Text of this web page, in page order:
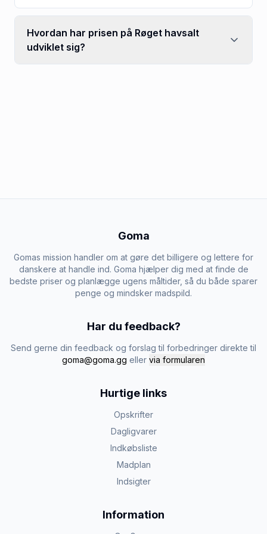
Hvordan har prisen på Røget havsalt
udviklet sig?
Goma
Gomas mission handler om at gøre det billigere og lettere for
danskere at handle ind. Goma hjælper dig med at finde de
bedste priser og planlægge ugens måltider, så du både sparer
penge og mindsker madspild.
Har du feedback?
Send gerne din feedback og forslag til forbedringer direkte til
goma@goma.gg eller via formularen
Hurtige links
Opskrifter
Dagligvarer
Indkøbsliste
Madplan
Indsigter
Information